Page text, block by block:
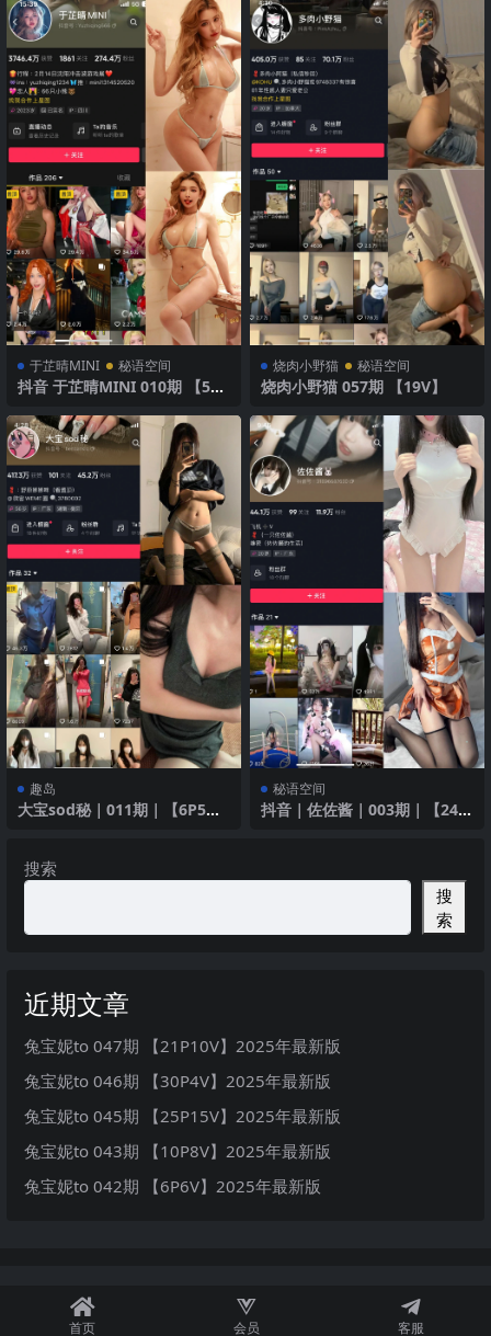
于芷晴MINI 秘语空间
抖音 于芷晴MINI 010期 【51P
烧肉小野猫 秘语空间
烧肉小野猫 057期 【19V】
趣岛
大宝sod秘｜011期｜【6P5
秘语空间
抖音｜佐佐酱｜003期｜【24
搜索
搜
索
近期文章
兔宝妮to 047期 【21P10V】2025年最新版
兔宝妮to 046期 【30P4V】2025年最新版
兔宝妮to 045期 【25P15V】2025年最新版
兔宝妮to 043期 【10P8V】2025年最新版
兔宝妮to 042期 【6P6V】2025年最新版
首页 会员 客服